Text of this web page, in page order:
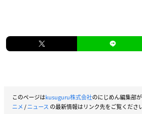
このページはkusuguru株式会社のにじめん編集部
ニメ/ニュース の最新情報はリンク先をご覧くださ